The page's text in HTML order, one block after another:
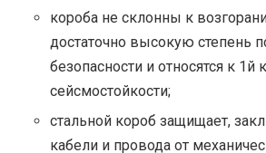
короба не склонны к
достаточно высокую степень
безопасности и относятся к 1й
сейсмостойкости;
стальной короб защищает,
кабели и провода от